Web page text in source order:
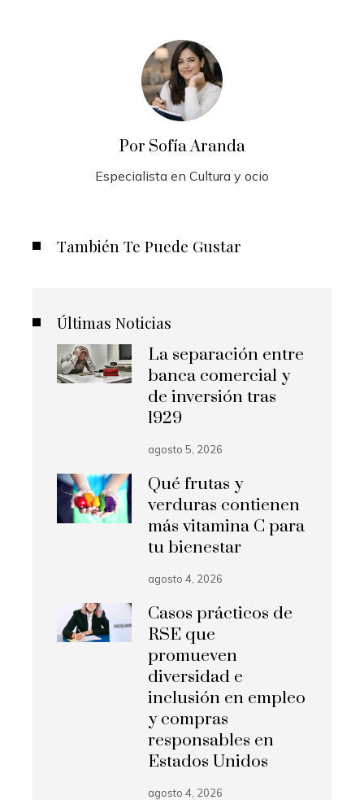
Por Sofía Aranda
Especialista en Cultura y ocio
También Te Puede Gustar
Últimas Noticias
La separación entre
banca comercial y
de inversión tras
1929
agosto 5, 2026
Qué frutas y
verduras contienen
más vitamina C para
tu bienestar
agosto 4, 2026
Casos prácticos de
RSE que
promueven
diversidad e
inclusión en empleo
y compras
responsables en
Estados Unidos
agosto 4, 2026